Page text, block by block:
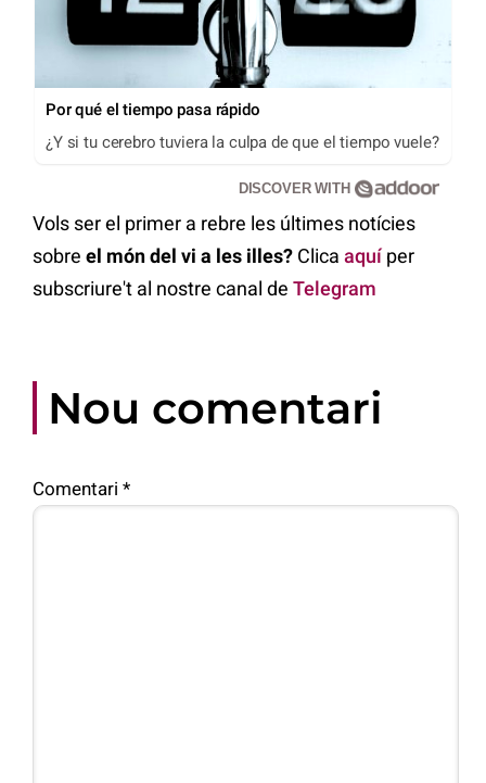
Por qué el tiempo pasa rápido
¿Y si tu cerebro tuviera la culpa de que el tiempo vuele?
DISCOVER WITH
Vols ser el primer a rebre les últimes notícies
sobre el món del vi a les illes? Clica aquíper
subscriure't al nostre canal de Telegram
Nou comentari
Comentari *